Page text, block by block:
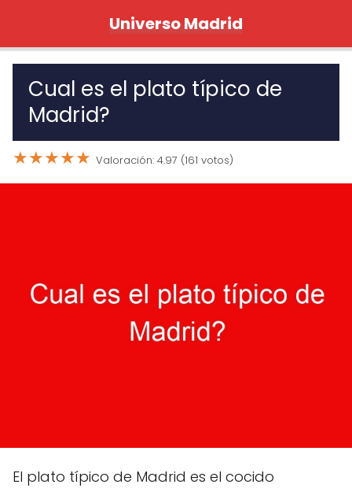
Universo Madrid
Cual es el plato típico de
Madrid?
★★★★★ Valoración: 4.97 (161 votos)
El plato típico de Madrid es el cocido